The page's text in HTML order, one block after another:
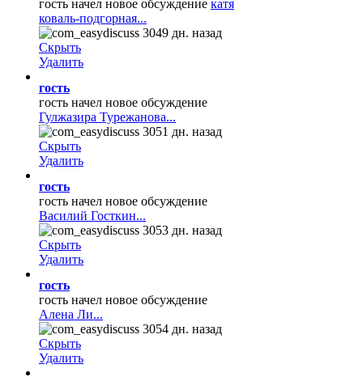
гость начел новое обсуждение катя
коваль-подгорная...
3049 дн. назад
Скрыть
Удалить
гость
гость начел новое обсуждение
Гулжазира Турежанова...
3051 дн. назад
Скрыть
Удалить
гость
гость начел новое обсуждение
Василий Госткин...
3053 дн. назад
Скрыть
Удалить
гость
гость начел новое обсуждение
Алена Ли...
3054 дн. назад
Скрыть
Удалить